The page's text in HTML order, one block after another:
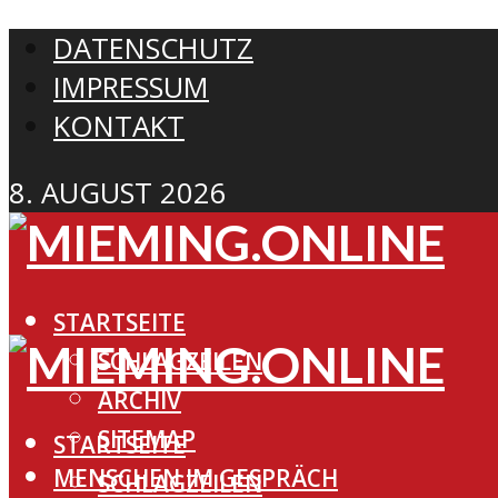
DATENSCHUTZ
IMPRESSUM
KONTAKT
8. AUGUST 2026
STARTSEITE
SCHLAGZEILEN
ARCHIV
SITEMAP
MENSCHEN IM GESPRÄCH
STARTSEITE
SCHLAGZEILEN